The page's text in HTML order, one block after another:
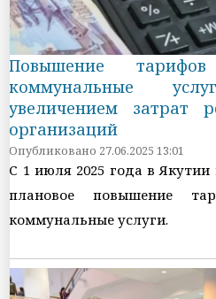
Повышение
коммунальные
увеличением затрат
организаций
Опубликовано 27.06.2025 13:01
С 1 июля 2025 года в
плановое повышение
коммунальные услуги.